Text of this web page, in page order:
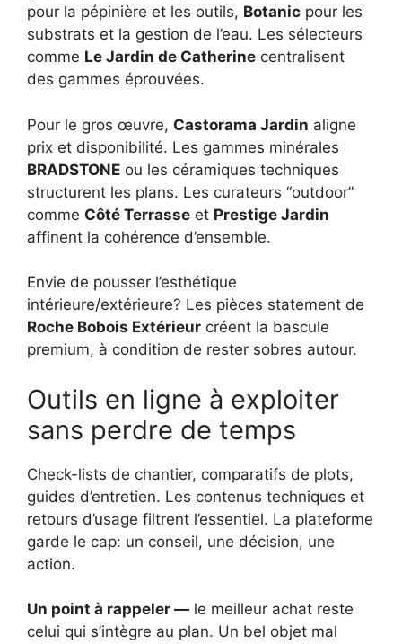
pour la pépinière et les outils, Botanic pour les
substrats et la gestion de l’eau. Les sélecteurs
comme Le Jardin de Catherine centralisent
des gammes éprouvées.
Pour le gros œuvre, Castorama Jardin aligne
prix et disponibilité. Les gammes minérales
BRADSTONE ou les céramiques techniques
structurent les plans. Les curateurs “outdoor”
comme Côté Terrasse et Prestige Jardin
affinent la cohérence d’ensemble.
Envie de pousser l’esthétique
intérieure/extérieure? Les pièces statement de
Roche Bobois Extérieur créent la bascule
premium, à condition de rester sobres autour.
Outils en ligne à exploiter
sans perdre de temps
Check-lists de chantier, comparatifs de plots,
guides d’entretien. Les contenus techniques et
retours d’usage filtrent l’essentiel. La plateforme
garde le cap: un conseil, une décision, une
action.
Un point à rappeler — le meilleur achat reste
celui qui s’intègre au plan. Un bel objet mal